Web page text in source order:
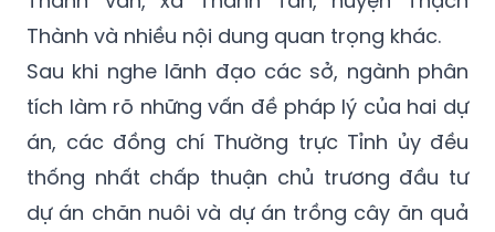
tích làm rõ những vấn đề pháp lý của hai dự
án, các đồng chí Thường trực Tỉnh ủy đều
thống nhất chấp thuận chủ trương đầu tư
dự án chăn nuôi và dự án trồng cây ăn quả
trên địa bàn huyện Thạch Thành theo hướng
công nghệ cao.